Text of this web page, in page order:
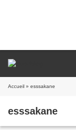
Accueil » esssakane
esssakane